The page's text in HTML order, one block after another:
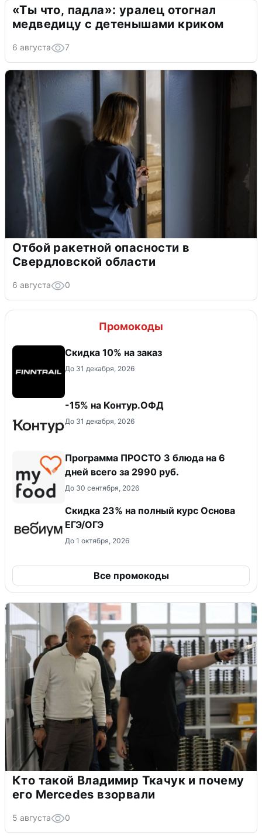
«Ты что, падла»: уралец отогнал
медведицу с детенышами криком
6 августа 7
Отбой ракетной опасности в
Свердловской области
6 августа 0
Промокоды
Скидка 10% на заказ
До 31 декабря, 2026
-15% на Контур.ОФД
До 31 декабря, 2026
Программа ПРОСТО 3 блюда на 6
дней всего за 2990 руб.
До 30 сентября, 2026
Скидка 23% на полный курс Основа
ЕГЭ/ОГЭ
До 1 октября, 2026
Все промокоды
Кто такой Владимир Ткачук и почему
его Mercedes взорвали
5 августа 0